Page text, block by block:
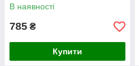
В наявності
785 ₴
Купити